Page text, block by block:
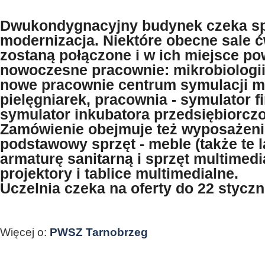
Dwukondygnacyjny budynek czeka
modernizacja. Niektóre obecne sale
zostaną połączone i w ich miejsce
nowoczesne pracownie:
nowe pracownie centrum symulacji
pielęgniarek, pracownia - symulator
symulator inkubatora
Zamówienie obejmuje też
podstawowy sprzęt - meble (także te
armaturę sanitarną i sprzęt
projektory i tablice multimedialne.
Uczelnia czeka na oferty do 22
Więcej o: PWSZ Tarnobrzeg